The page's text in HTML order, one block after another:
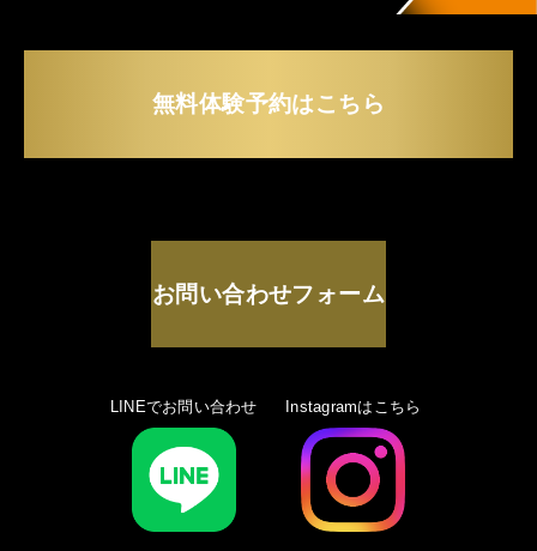
無料体験予約はこちら
お問い合わせフォーム
LINEでお問い合わせ Instagramはこちら